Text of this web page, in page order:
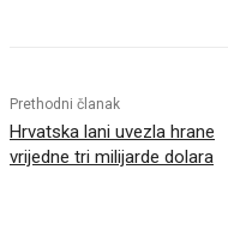
Prethodni članak
Hrvatska lani uvezla hrane
vrijedne tri milijarde dolara